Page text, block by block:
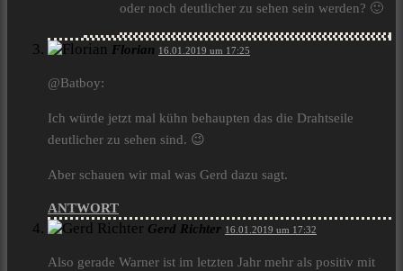
oder noch deutlicher zu sehen sein werden? 🙂
Florian 16.01.2019 um 17:25
@Batboy:
Ich würde jetzt mal kühn behaupten das die Drahtseile
deutlicher zu sehen sind. 😉
Aber schauen wir mal was Gerd dazu sagt.
ANTWORT
Gerd Richter 16.01.2019 um 17:32
Also gerade Warner ist im letzten Jahr mehr als positiv mit